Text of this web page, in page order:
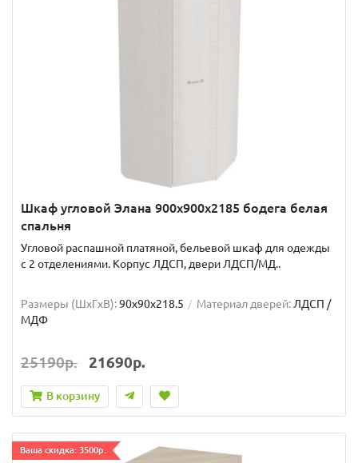
Шкаф угловой Элана 900x900x2185 бодега белая
спальня
Угловой распашной платяной, бельевой шкаф для одежды
с 2 отделениями. Корпус ЛДСП, двери ЛДСП/МД..
Размеры (ШxГxВ):90x90x218.5 Материал дверей: ЛДСП /
МДФ
25190р. 21690р.
В корзину
Ваша скидка: 3500р.